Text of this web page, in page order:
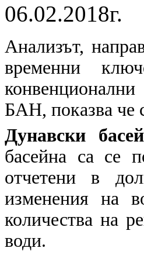
06.02.2018г.
Анализът,
временни
БАН, показва че
Дунавски
басейна са се
отчетени в
изменения на
количества на
води.